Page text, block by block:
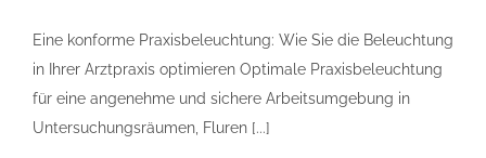
Eine konforme Praxisbeleuchtung: Wie Sie die Beleuchtung
in Ihrer Arztpraxis optimieren Optimale Praxisbeleuchtung
für eine angenehme und sichere Arbeitsumgebung in
Untersuchungsräumen, Fluren [...]